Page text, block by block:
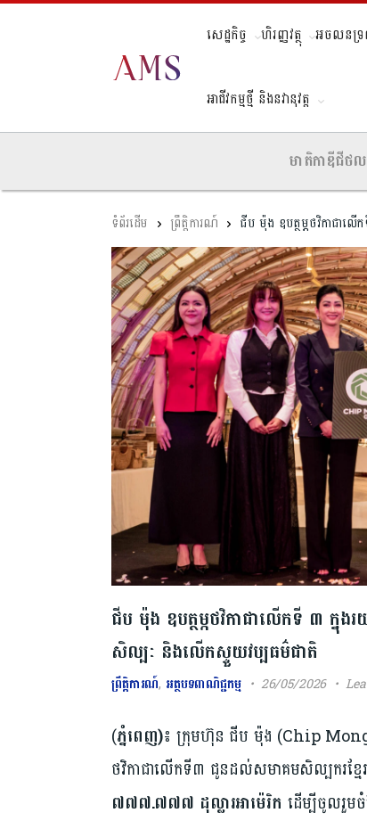
សេដ្ឋកិច្ច ហិរញ្ញវត្ថុ អចលនទ្រ
អាជីវកម្មថ្មី និងនវានុវត្ត
មាតិកាឌីជីថ
ព្រឹត្តិការណ៍ ជីប ម៉ុង ឧបត្ថម្ភថវិកាជាល
ជីប ម៉ុង ឧបត្ថម្ភថវិកាជាលើកទី ៣ ក្នុ
សិល្បៈ និងលើកស្ទួយវប្បធម៌ជាតិ
ព្រឹត្តិការណ៍, អត្ថបទពាណិជ្ជកម្ម 26/05/2026
(ភ្នំពេញ)៖ ក្រុមហ៊ុន ជីប ម៉ុង (Chip
ថវិកាជាលើកទី៣ ជូនដល់សមាគមសិល្បករខ្មែ
៧៧៧.៧៧៧ ដុល្លារអាម៉េរិក ដើម្បីចូលរួម